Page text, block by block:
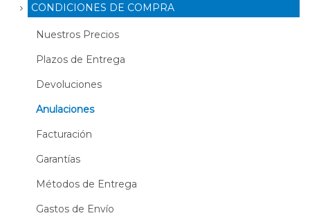
CONDICIONES DE COMPRA
Nuestros Precios
Plazos de Entrega
Devoluciones
Anulaciones
Facturación
Garantías
Métodos de Entrega
Gastos de Envío